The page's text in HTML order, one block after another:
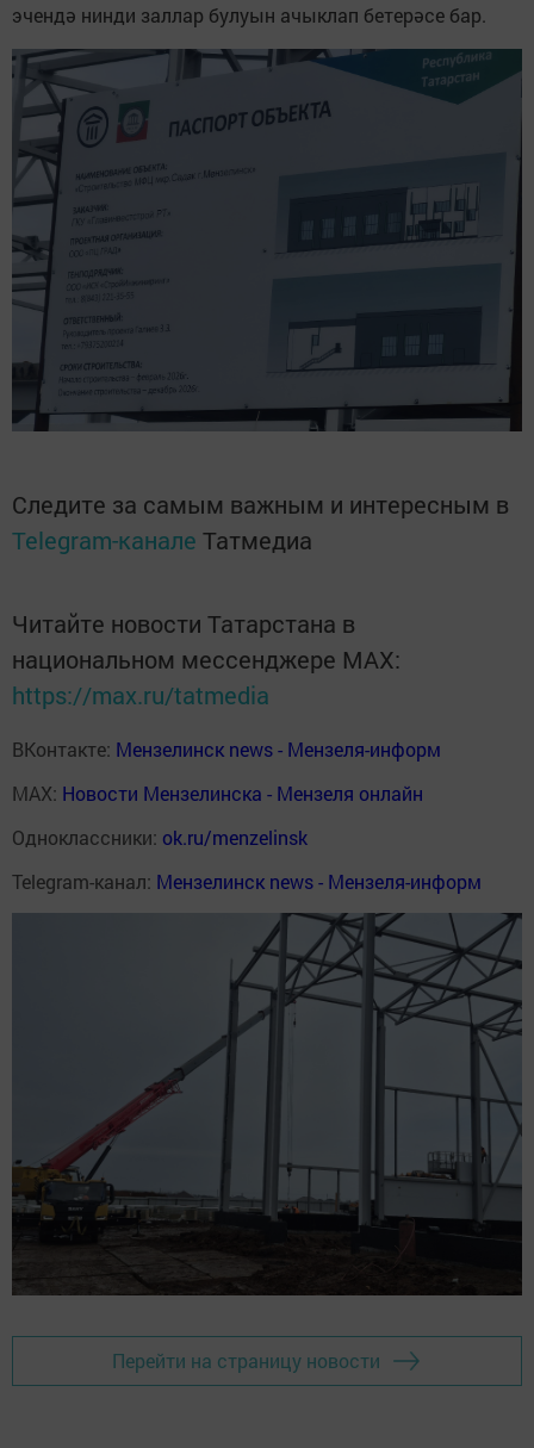
эчендә нинди заллар булуын ачыклап бетерәсе бар.
Следите за самым важным и интересным в
Telegram-канале Татмедиа
Читайте новости Татарстана в
национальном мессенджере MАХ:
https://max.ru/tatmedia
ВКонтакте: Мензелинск news - Мензеля-информ
MAX: Новости Мензелинска - Мензеля онлайн
Одноклассники: ok.ru/menzelinsk
Telegram-канал: Мензелинск news - Мензеля-информ
Перейти на страницу новости